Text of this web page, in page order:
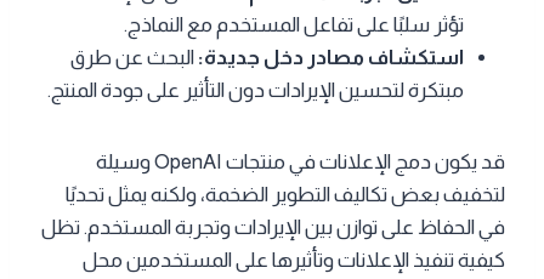
تؤثر سلبًا على تفاعل المستخدم مع النماذج.
استكشاف مصادر دخل جديدة: البحث عن طرق
مبتكرة لتحسين الإيرادات دون التأثير على جودة المنتج.
قد يكون دمج الإعلانات في منتجات OpenAI وسيلة
لتخفيف بعض تكاليف التطوير الضخمة، ولكنه يمثل تحديًا
في الحفاظ على توازن بين الإيرادات وتجربة المستخدم. تظل
كيفية تنفيذ الإعلانات وتأثيرها على المستخدمين محل